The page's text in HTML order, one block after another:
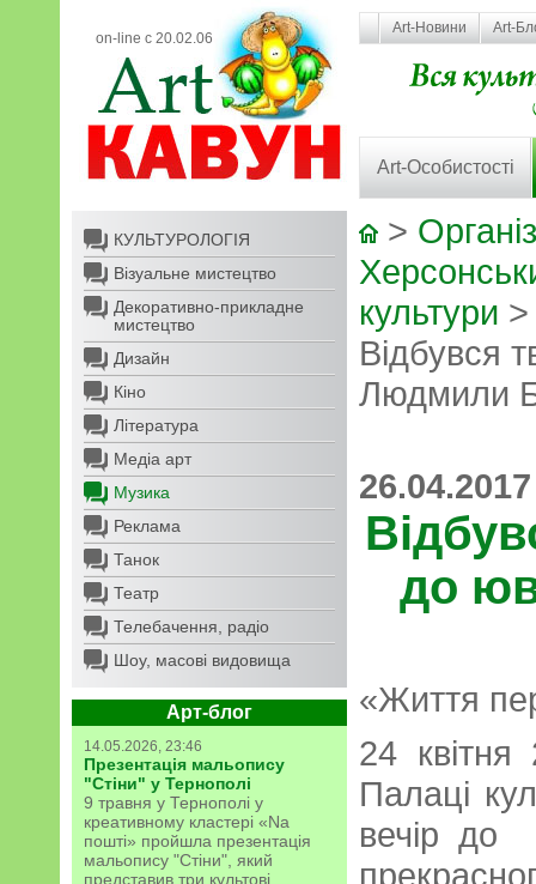
on-line с 20.02.06
Art-Новини Art-
Art-Особистості
КУЛЬТУРОЛОГІЯ
Візуальне мистецтво
Декоративно-прикладне
мистецтво
Дизайн
Кіно
Література
Медіа арт
Музика
Реклама
Танок
Театр
Телебачення, радіо
Шоу, масові видовища
Арт-блог
14.05.2026, 23:46
Презентація мальопису
"Стіни" у Тернополі
9 травня у Тернополі у
креативному кластері «Na
пошті» пройшла презентація
мальопису "Стіни", який
представив три культові
>
культури
Відбувся
Людмили
до
«Життя
24
Палаці
вечір до